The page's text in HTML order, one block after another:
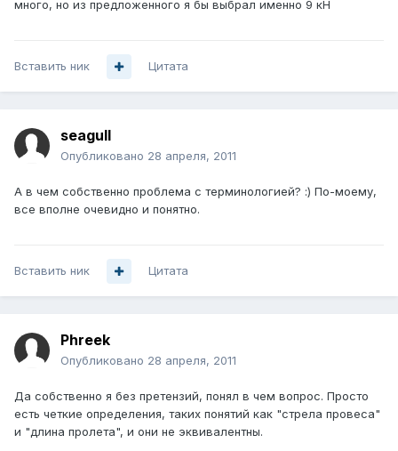
много, но из предложенного я бы выбрал именно 9 кН
Вставить ник Цитата
seagull
Опубликовано 28 апреля, 2011
А в чем собственно проблема с терминологией? :) По-моему,
все вполне очевидно и понятно.
Вставить ник Цитата
Phreek
Опубликовано 28 апреля, 2011
Да собственно я без претензий, понял в чем вопрос. Просто
есть четкие определения, таких понятий как "стрела провеса"
и "длина пролета", и они не эквивалентны.